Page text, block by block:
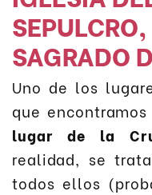
SAGRADO
Uno de los
que
lugar de la
realidad, se
todos ellos